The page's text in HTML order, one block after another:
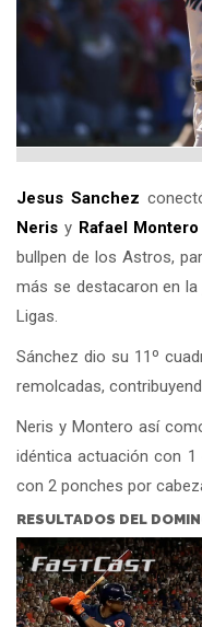
Jesus Sanchez
Neris y Rafael Montero
bullpen de los Astros,
más se destacaron en
Ligas.
Sánchez dio su 11º
remolcadas,
Neris y Montero así
idéntica actuación con
con 2 ponches por
RESULTADOS DEL